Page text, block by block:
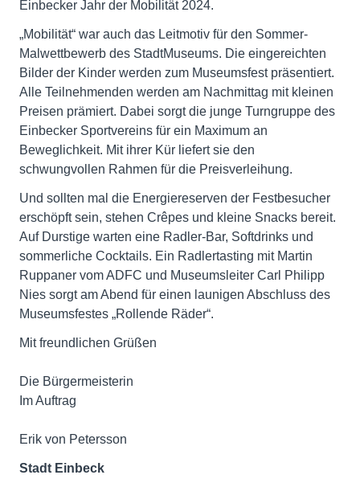
Einbecker Jahr der Mobilität 2024.
„Mobilität“ war auch das Leitmotiv für den Sommer-
Malwettbewerb des StadtMuseums. Die eingereichten
Bilder der Kinder werden zum Museumsfest präsentiert.
Alle Teilnehmenden werden am Nachmittag mit kleinen
Preisen prämiert. Dabei sorgt die junge Turngruppe des
Einbecker Sportvereins für ein Maximum an
Beweglichkeit. Mit ihrer Kür liefert sie den
schwungvollen Rahmen für die Preisverleihung.
Und sollten mal die Energiereserven der Festbesucher
erschöpft sein, stehen Crêpes und kleine Snacks bereit.
Auf Durstige warten eine Radler-Bar, Softdrinks und
sommerliche Cocktails. Ein Radlertasting mit Martin
Ruppaner vom ADFC und Museumsleiter Carl Philipp
Nies sorgt am Abend für einen launigen Abschluss des
Museumsfestes „Rollende Räder“.
Mit freundlichen Grüßen
Die Bürgermeisterin
Im Auftrag
Erik von Petersson
Stadt Einbeck